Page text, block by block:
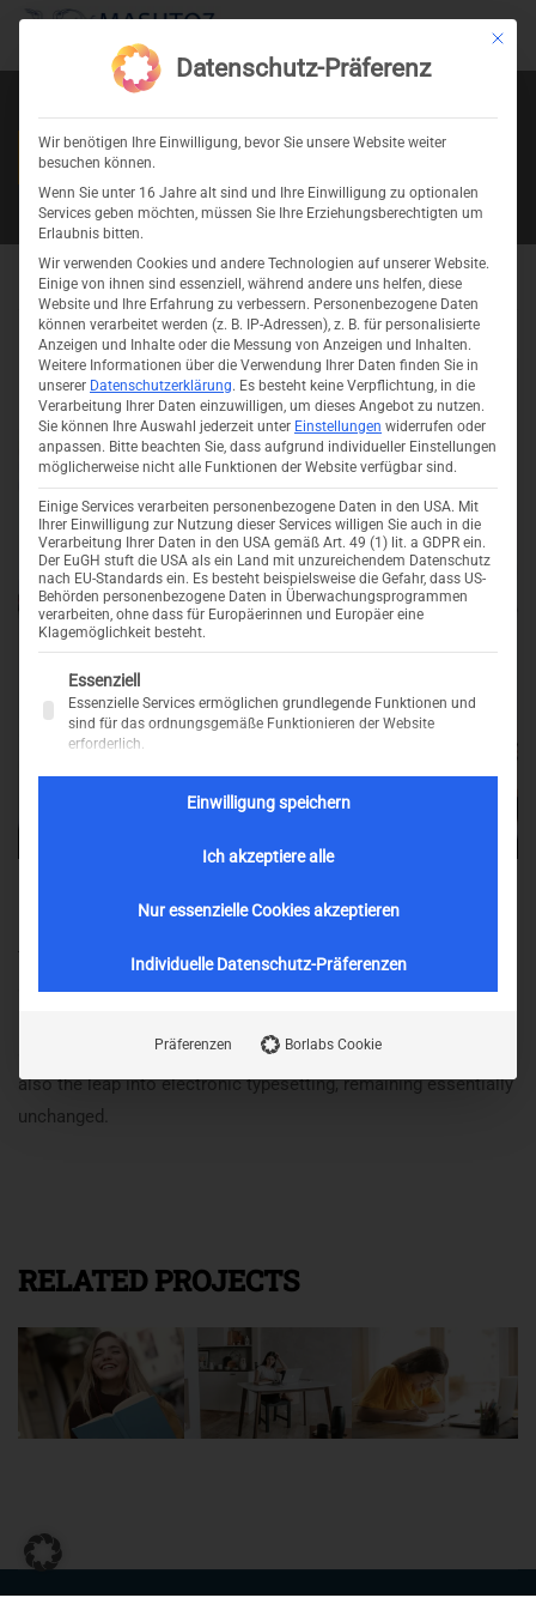
FIGHTING
Home Projects
Lorem Ipsum is simply dummy text of the printing and
typesetting industry. Lorem Ipsum has been the industry’s
standard dummy text ever since the 1500s, when an unknown
specimen book. It has survived not only five centuries, but
also the leap into electronic typesetting, remaining essentially
unchanged.
RELATED PROJECTS
Mit
Datenschutz-Präferenz
Wir benötigen Ihre Einwilligung, bevor Sie unsere Website weiter
besuchen können.
Wenn Sie unter 16 Jahre alt sind und Ihre Einwilligung zu optionalen
Services geben möchten, müssen Sie Ihre Erziehungsberechtigten um
Erlaubnis bitten.
Wir verwenden Cookies und andere Technologien auf unserer Website.
Einige von ihnen sind essenziell, während andere uns helfen, diese
Website und Ihre Erfahrung zu verbessern. Personenbezogene Daten
können verarbeitet werden (z. B. IP-Adressen), z. B. für personalisierte
Anzeigen und Inhalte oder die Messung von Anzeigen und Inhalten.
Weitere Informationen über die Verwendung Ihrer Daten finden Sie in
unserer Datenschutzerklärung. Es besteht keine Verpflichtung, in die
Verarbeitung Ihrer Daten einzuwilligen, um dieses Angebot zu nutzen.
Sie können Ihre Auswahl jederzeit unter Einstellungen widerrufen oder
anpassen. Bitte beachten Sie, dass aufgrund individueller Einstellungen
möglicherweise nicht alle Funktionen der Website verfügbar sind.
Einige Services verarbeiten personenbezogene Daten in den USA. Mit
Ihrer Einwilligung zur Nutzung dieser Services willigen Sie auch in die
Verarbeitung Ihrer Daten in den USA gemäß Art. 49 (1) lit. a GDPR ein.
Der EuGH stuft die USA als ein Land mit unzureichendem Datenschutz
nach EU-Standards ein. Es besteht beispielsweise die Gefahr, dass US-
Behörden personenbezogene Daten in Überwachungsprogrammen
verarbeiten, ohne dass für Europäerinnen und Europäer eine
Klagemöglichkeit besteht.
Es folgt eine Liste der Service-Gruppen, für die eine
Essenziell
Essenzielle Services ermöglichen grundlegende Funktionen und
sind für das ordnungsgemäße Funktionieren der Website
erforderlich.
Einwilligung speichern
Ich akzeptiere alle
Nur essenzielle Cookies akzeptieren
Individuelle Datenschutz-Präferenzen
Präferenzen Borlabs Cookie